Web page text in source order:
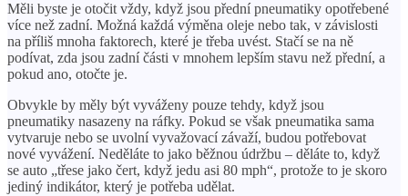
Měli byste je otočit vždy, když jsou přední pneumatiky opotřebené
více než zadní. Možná každá výměna oleje nebo tak, v závislosti
na příliš mnoha faktorech, které je třeba uvést. Stačí se na ně
podívat, zda jsou zadní části v mnohem lepším stavu než přední, a
pokud ano, otočte je.
Obvykle by měly být vyváženy pouze tehdy, když jsou
pneumatiky nasazeny na ráfky. Pokud se však pneumatika sama
vytvaruje nebo se uvolní vyvažovací závaží, budou potřebovat
nové vyvážení. Neděláte to jako běžnou údržbu – děláte to, když
se auto „třese jako čert, když jedu asi 80 mph“, protože to je skoro
jediný indikátor, který je potřeba udělat.